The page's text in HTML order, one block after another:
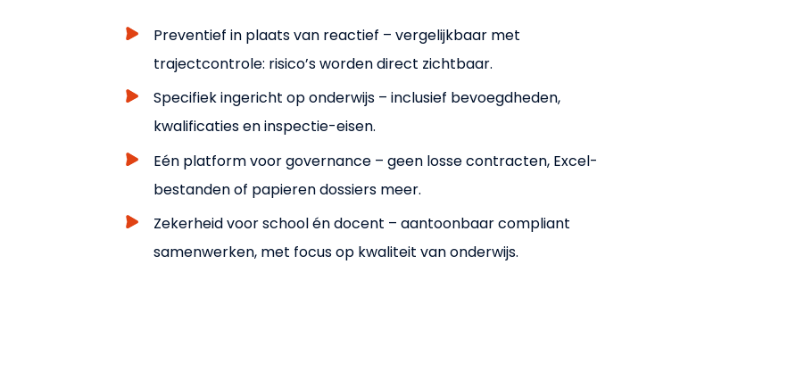
Preventief in plaats van reactief – vergelijkbaar met
trajectcontrole: risico’s worden direct zichtbaar.
Specifiek ingericht op onderwijs – inclusief bevoegdheden,
kwalificaties en inspectie-eisen.
Eén platform voor governance – geen losse contracten, Excel-
bestanden of papieren dossiers meer.
Zekerheid voor school én docent – aantoonbaar compliant
samenwerken, met focus op kwaliteit van onderwijs.